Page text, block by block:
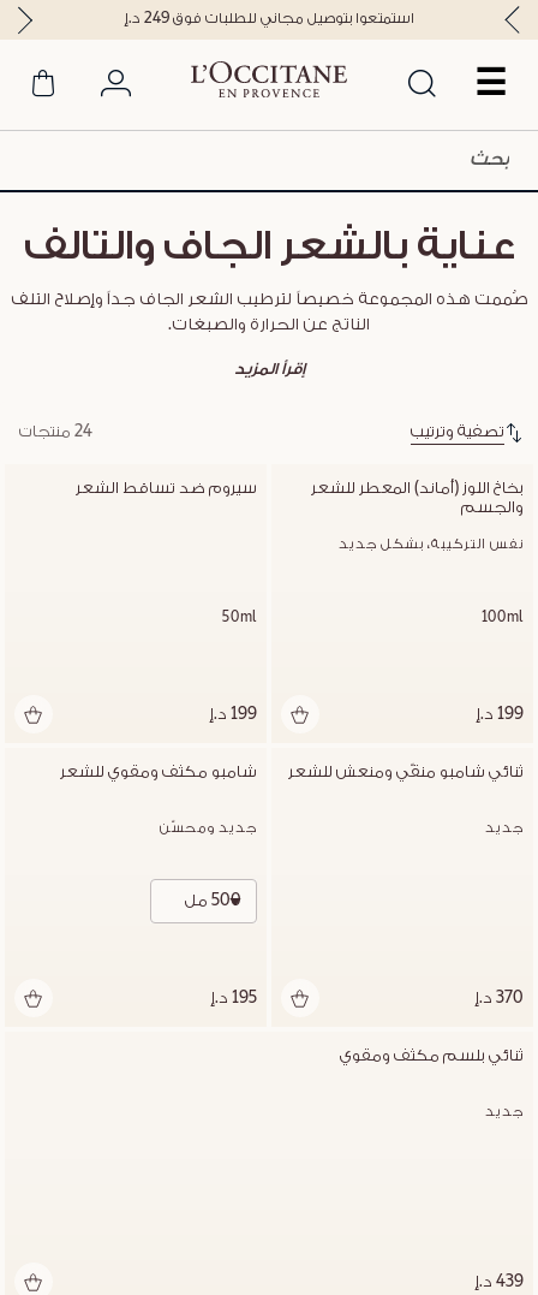
☰
استمتعوا بتوصيل مجاني للطلبات فوق 249 د.إ
عناية بالشعر الجاف والتالف
صُممت هذه المجموعة خصيصاً لترطيب الشعر الجاف جداً وإصلاح التلف
الناتج عن الحرارة والصبغات.
إقرأ المزيد
تصفية وترتيب 24 منتجات
والجسم
نفس التركيبة، بشكل جديد
100ml
199 د.إ
سيروم ضد تساقط الشعر
50ml
199 د.إ
ثنائي شامبو منقّي ومنعش للشعر
جديد
370 د.إ
شامبو مكثف ومقوي للشعر
جديد ومحسّن
500 مل
195 د.إ
ثنائي بلسم مكثف ومقوي
جديد
439 د.إ